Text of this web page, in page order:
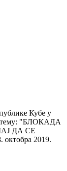
Кубе у
тему: "БЛОКАДА
ДА СЕ
2019.